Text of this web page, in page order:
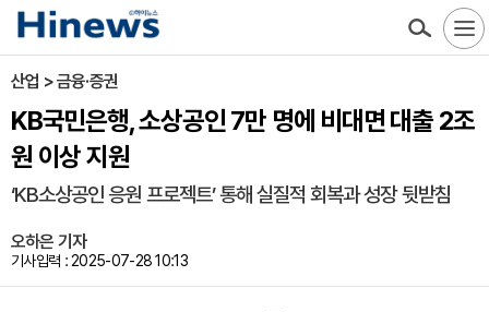
산업 > 금융·증권
KB국민은행, 소상공인 7만 명에 비대면 대출 2조
원 이상 지원
‘KB소상공인 응원 프로젝트’ 통해 실질적 회복과 성장 뒷받침
오하은 기자
기사입력 : 2025-07-28 10:13